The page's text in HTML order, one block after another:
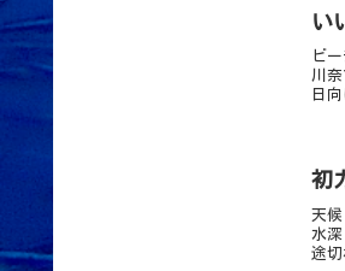
ビ
川
日
初
天
水
途